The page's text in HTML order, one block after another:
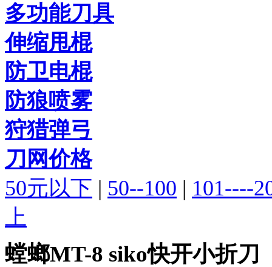
多功能刀具
伸缩甩棍
防卫电棍
防狼喷雾
狩猎弹弓
刀网价格
50元以下 | 50--100 | 101----
上
螳螂MT-8 siko快开小折刀